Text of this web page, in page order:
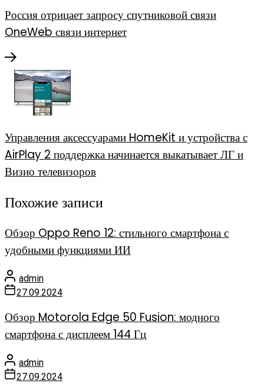
Россия отрицает запросу спутниковой связи
OneWeb связи интернет
Управления аксессуарами HomeKit и устройства с
AirPlay 2 поддержка начинается выкатывает ЛГ и
Визио телевизоров
Похожие записи
Обзор Oppo Reno 12: стильного смартфона с
удобными функциями ИИ
admin
27.09.2024
Обзор Motorola Edge 50 Fusion: модного
смартфона с дисплеем 144 Гц
admin
27.09.2024